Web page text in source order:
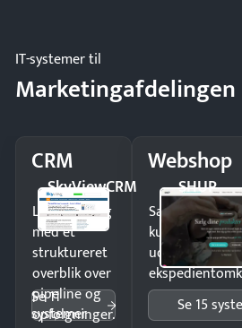
IT-systemer til
Marketingafdelingen
CRM
SkyViewCRM
Luk flere salg
med et
struktureret
overblik over
pipeline og
opfølgninger.
Se 11
systemer
Webshop
SHUP
Sælg produkter
kunder i hele
uden
Se 15